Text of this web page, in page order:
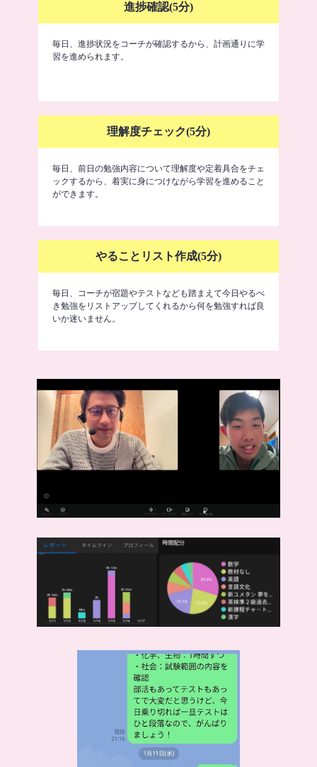
進捗確認(5分)
毎日、進捗状況をコーチが確認するから、計画通りに学
習を進められます。
理解度チェック(5分)
毎日、前日の勉強内容について理解度や定着具合をチェ
ックするから、着実に身につけながら学習を進めること
ができます。
やることリスト作成(5分)
毎日、コーチが宿題やテストなども踏まえて今日やるべ
き勉強をリストアップしてくれるから何を勉強すれば良
いか迷いません。